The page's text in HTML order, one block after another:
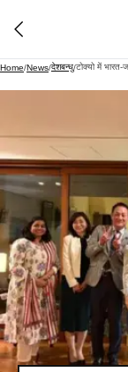
Home/News/देशबन्धु/टोक्यो में भारत-